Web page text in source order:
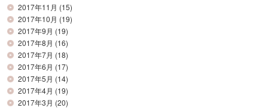
2017年11月 (15)
2017年10月 (19)
2017年9月 (19)
2017年8月 (16)
2017年7月 (18)
2017年6月 (17)
2017年5月 (14)
2017年4月 (19)
2017年3月 (20)